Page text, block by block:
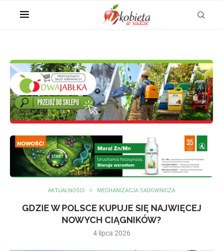
AKTUALNOŚCI MECHANIZACJA SADOWNICZA
GDZIE W POLSCE KUPUJE SIĘ NAJWIĘCEJ
NOWYCH CIĄGNIKÓW?
4 lipca 2026